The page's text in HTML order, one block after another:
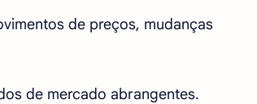
de preços, mudanças
de mercado abrangentes.